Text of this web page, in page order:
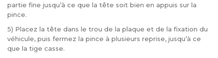
partie fine jusqu’à ce que la tête soit bien en appuis sur la
pince.
5) Placez la tête dans le trou de la plaque et de la fixation du
véhicule, puis fermez la pince à plusieurs reprise, jusqu’à ce
que la tige casse.